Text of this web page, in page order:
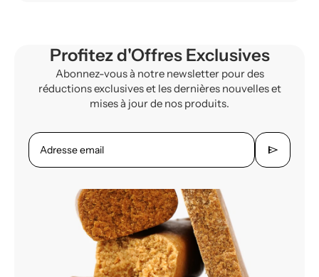
Profitez d'Offres Exclusives
Abonnez-vous à notre newsletter pour des
réductions exclusives et les dernières nouvelles et
mises à jour de nos produits.
Adresse email send